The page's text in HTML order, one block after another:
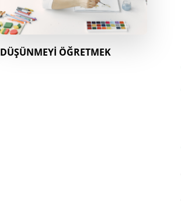
DÜŞÜNMEYİ ÖĞRETMEK